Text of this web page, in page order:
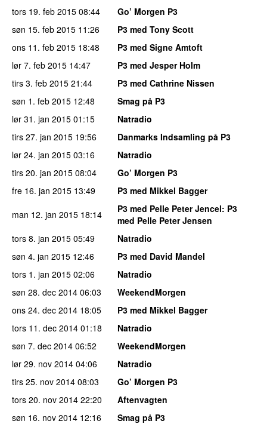
tors 19. feb 2015 08:44
Go’ Morgen P3
søn 15. feb 2015 11:26
P3 med Tony Scott
ons 11. feb 2015 18:48
P3 med Signe Amtoft
lør 7. feb 2015 14:47
P3 med Jesper Holm
tirs 3. feb 2015 21:44
P3 med Cathrine Nissen
søn 1. feb 2015 12:48
Smag på P3
lør 31. jan 2015 01:15
Natradio
tirs 27. jan 2015 19:56
Danmarks Indsamling på P3
lør 24. jan 2015 03:16
Natradio
tirs 20. jan 2015 08:04
Go’ Morgen P3
fre 16. jan 2015 13:49
P3 med Mikkel Bagger
man 12. jan 2015 18:14 P3 med Pelle Peter Jencel: P3
med Pelle Peter Jensen
tors 8. jan 2015 05:49
Natradio
søn 4. jan 2015 12:46
P3 med David Mandel
tors 1. jan 2015 02:06
Natradio
søn 28. dec 2014 06:03
WeekendMorgen
ons 24. dec 2014 18:05
P3 med Mikkel Bagger
tors 11. dec 2014 01:18
Natradio
søn 7. dec 2014 06:52
WeekendMorgen
lør 29. nov 2014 04:06
Natradio
tirs 25. nov 2014 08:03
Go’ Morgen P3
tors 20. nov 2014 22:20
Aftenvagten
søn 16. nov 2014 12:16
Smag på P3